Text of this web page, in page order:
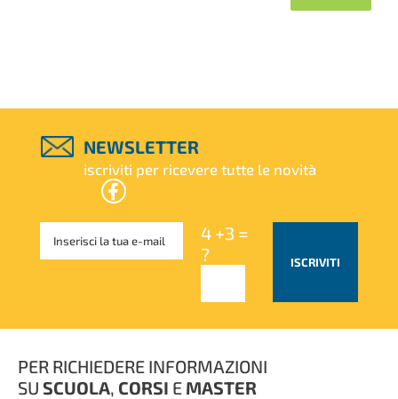
NEWSLETTER
iscriviti per ricevere tutte le novità
4 +3 =
?
ISCRIVITI
PER RICHIEDERE INFORMAZIONI
SU SCUOLA, CORSI E MASTER